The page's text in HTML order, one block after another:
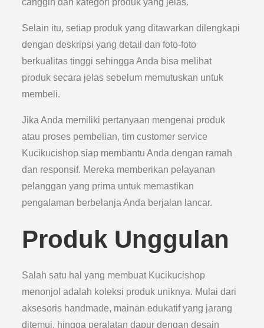
canggih dan kategori produk yang jelas.
Selain itu, setiap produk yang ditawarkan dilengkapi
dengan deskripsi yang detail dan foto-foto
berkualitas tinggi sehingga Anda bisa melihat
produk secara jelas sebelum memutuskan untuk
membeli.
Jika Anda memiliki pertanyaan mengenai produk
atau proses pembelian, tim customer service
Kucikucishop siap membantu Anda dengan ramah
dan responsif. Mereka memberikan pelayanan
pelanggan yang prima untuk memastikan
pengalaman berbelanja Anda berjalan lancar.
Produk Unggulan
Salah satu hal yang membuat Kucikucishop
menonjol adalah koleksi produk uniknya. Mulai dari
aksesoris handmade, mainan edukatif yang jarang
ditemui, hingga peralatan dapur dengan desain